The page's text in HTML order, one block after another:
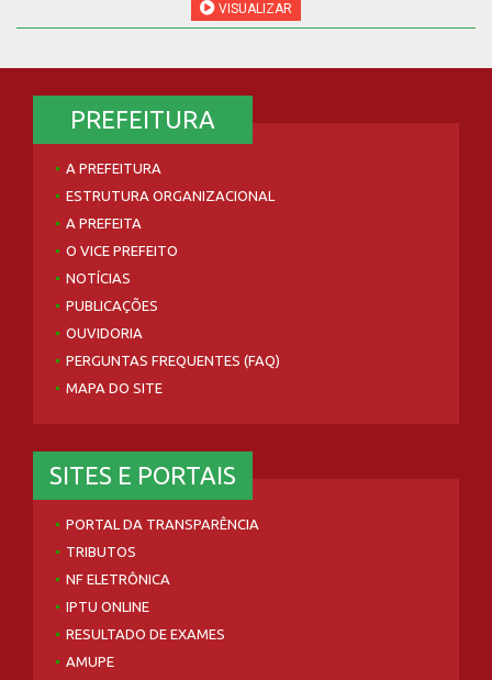
VISUALIZAR
PREFEITURA
A PREFEITURA
ESTRUTURA ORGANIZACIONAL
A PREFEITA
O VICE PREFEITO
NOTÍCIAS
PUBLICAÇÕES
OUVIDORIA
PERGUNTAS FREQUENTES (FAQ)
MAPA DO SITE
SITES E PORTAIS
PORTAL DA TRANSPARÊNCIA
TRIBUTOS
NF ELETRÔNICA
IPTU ONLINE
RESULTADO DE EXAMES
AMUPE